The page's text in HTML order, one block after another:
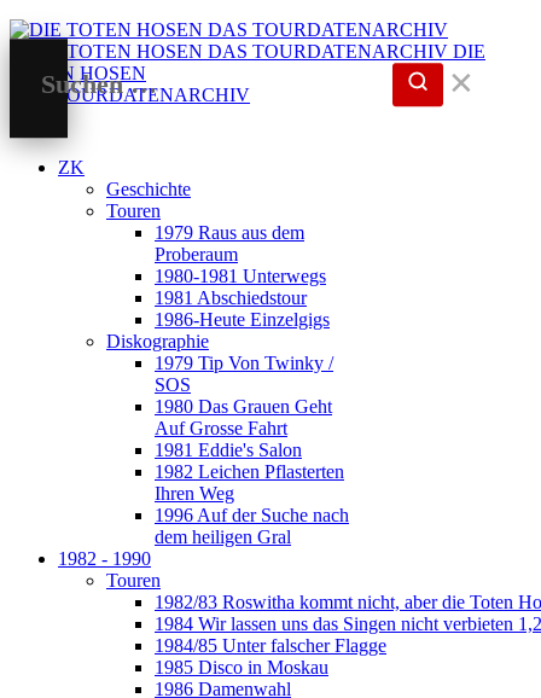
DIE
TOTEN HOSEN
DAS TOURDATENARCHIV
✕
ZK
Geschichte
Touren
1979 Raus aus dem
Proberaum
1980-1981 Unterwegs
1981 Abschiedstour
1986-Heute Einzelgigs
Diskographie
1979 Tip Von Twinky /
SOS
1980 Das Grauen Geht
Auf Grosse Fahrt
1981 Eddie's Salon
1982 Leichen Pflasterten
Ihren Weg
1996 Auf der Suche nach
dem heiligen Gral
1982 - 1990
Touren
1982/83 Roswitha kommt nicht, aber die Toten
1984 Wir lassen uns das Singen nicht verbieten
1984/85 Unter falscher Flagge
1985 Disco in Moskau
1986 Damenwahl